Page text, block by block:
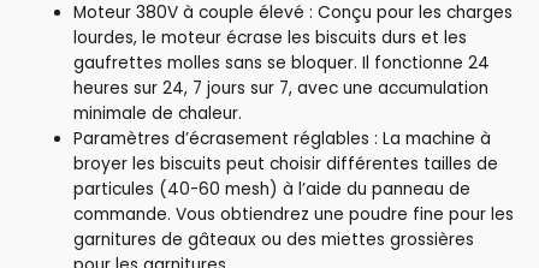
Moteur 380V à couple élevé : Conçu pour les charges
lourdes, le moteur écrase les biscuits durs et les
gaufrettes molles sans se bloquer. Il fonctionne 24
heures sur 24, 7 jours sur 7, avec une accumulation
minimale de chaleur.
Paramètres d’écrasement réglables : La machine à
broyer les biscuits peut choisir différentes tailles de
particules (40-60 mesh) à l’aide du panneau de
commande. Vous obtiendrez une poudre fine pour les
garnitures de gâteaux ou des miettes grossières